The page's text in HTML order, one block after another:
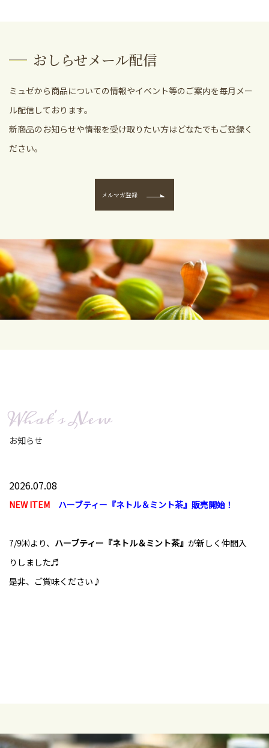
おしらせメール配信
ミュゼから商品についての情報やイベント等のご案内を毎月メー
ル配信しております。
新商品のお知らせや情報を受け取りたい方はどなたでもご登録く
ださい。
メルマガ登録
What's New
お知らせ
2026.07.08
NEW ITEM ハーブティー『ネトル＆ミント茶』販売開始！
7/9㈭より、 ハーブティー『ネトル＆ミント茶』 が新しく仲間入
りしました♬
是非、ご賞味ください♪
★ハーブティー「5つのすっきりブレンド茶」販売終了